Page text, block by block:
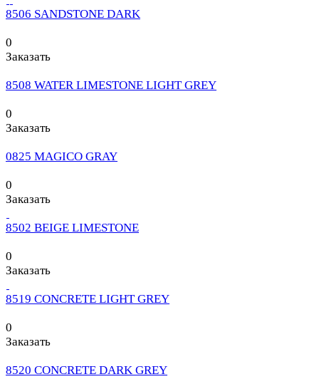
8506 SANDSTONE DARK
0
Заказать
8508 WATER LIMESTONE LIGHT GREY
0
Заказать
0825 MAGICO GRAY
0
Заказать
8502 BEIGE LIMESTONE
0
Заказать
8519 CONCRETE LIGHT GREY
0
Заказать
8520 CONCRETE DARK GREY